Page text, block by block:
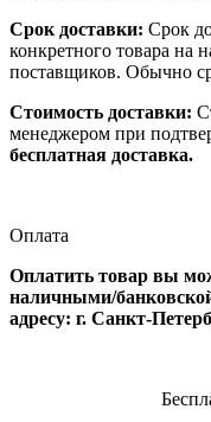
Срок доставки: Срок
конкретного товара на
поставщиков. Обычно
Стоимость доставки:
менеджером при
бесплатная доставка.
Оплата
Оплатить товар вы
наличными/
адресу: г. Санкт-